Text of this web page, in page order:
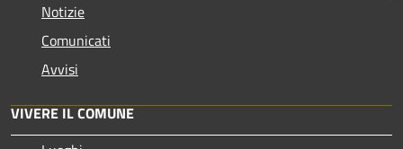
Notizie
Comunicati
Avvisi
VIVERE IL COMUNE